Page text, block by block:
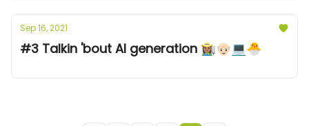
Sep 16, 2021
#3 Talkin 'bout AI generation 👩🏽‍🌾👴🏻💻🐣